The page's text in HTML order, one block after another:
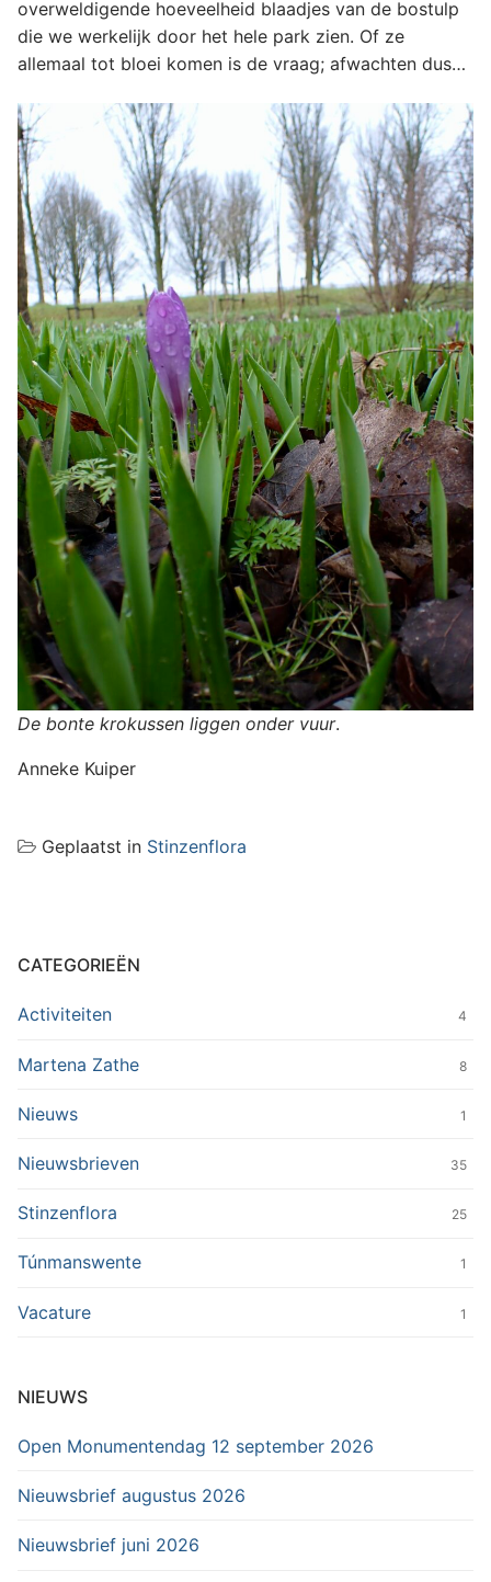
overweldigende hoeveelheid blaadjes van de bostulp
die we werkelijk door het hele park zien. Of ze
allemaal tot bloei komen is de vraag; afwachten dus…
De bonte krokussen liggen onder vuur.
Anneke Kuiper
Geplaatst in Stinzenflora
CATEGORIEËN
Activiteiten 4
Martena Zathe 8
Nieuws 1
Nieuwsbrieven 35
Stinzenflora 25
Túnmanswente 1
Vacature 1
NIEUWS
Open Monumentendag 12 september 2026
Nieuwsbrief augustus 2026
Nieuwsbrief juni 2026